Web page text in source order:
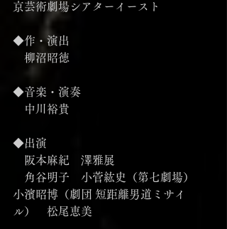
京芸術劇場シアターイースト
◆作・演出
柳沼昭徳
◆音楽・演奏
中川裕貴
◆出演
阪本麻紀　澤雅展
角谷明子　小菅紘史（第七劇場）
小濱昭博（劇団 短距離男道ミサイ
ル）　松尾恵美